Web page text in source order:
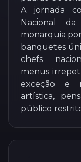
A jornada
Nacional
monarquia
banquetes
chefs
menus
exceção e
artística,
público